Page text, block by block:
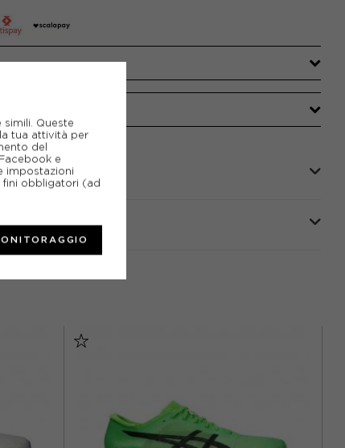
Queste
tua attività per
del
e
impostazioni
fini obbligatori (ad